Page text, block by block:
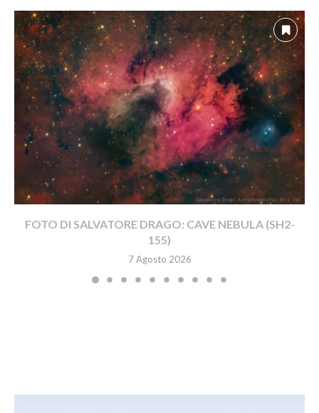
FOTO DI SALVATORE DRAGO: CAVE NEBULA (SH2-
155)
7 Agosto 2026